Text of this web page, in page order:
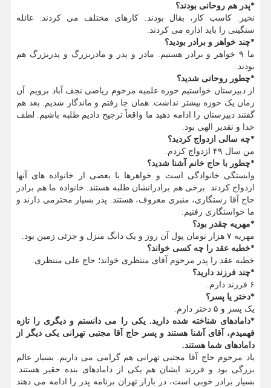
*پدر هم روحانی بودند؟
نخیر. کاسب کار، بقال بودند. کارهای مختلف می کردند. عائله
سنگینی را باید اداره می کردند.
*چند خواهر و برادر بودید؟
ما ۹ خواهر و برادر هستیم. مادر و پدر و مادربزرگ و پدربزرگ هم
بودند.
*چطور روحانی شدید؟
از دبیرستان خواستیم حوزه علمیه مرحوم ریاضی نجف آباد برویم. آن
زمان یک حوزه بیشتر نداشت. همان جا رفتم و ماندگار شدیم. بعد هم
گفتند دبیرستان را ادامه دهید ما واقعاً ترجیح دادیم طلبه باشیم. لطف
خدا و تقدیر الهی بود.
*چه سالی ازدواج کردید؟
من سال ۴۹ ازدواج کردم.
*چطور با حاج خانم آشنا شدید؟
وابستگی خانوادگی است و خواهرها با بعضی از خانواده های آنها
ازدواج کردند. برخی هم برادرانشان طلبه هستند. خانواده ما هم برادر
حاج آقا رستگاری، منبری معروف، هستند. پدر بسیار محترمی دارند و
ما خواستگاری رفتیم.
*مهریه چقدر بود؟
مهریه ۷ هزار تومان پول آن روز و یک دانگ منزل و جزئی زمین بود.
*خطبه عقد را چه کسی خواند؟
خطبه عقد را پدر مرحوم آقای منتظری خواند؛ حاج علی منتظری.
*چند فرزند دارید؟
۶ فرزند دارم.
*دختر یا پسر؟
یک پسر و ۵ دختر دارم.
*دامادهای شناخته شده دارید. یکی را می دانستم و دیگری را تازه
فهمیدم، آقای آشنا هستند و پسر حاج آقا مجتبی تهرانی یکی دیگر از
دامادهای شما هستند.
یاد مرحوم حاج آقا مجتبی تهرانی هم گرامی می داریم. بسیار عالم
بزرگی بود و فرزند ایشان هم یکی از دامادهای بنده حقیر هستند.
بسیار برادر خوبی است، در بازار تهران برنامه پدر را ادامه می دهند